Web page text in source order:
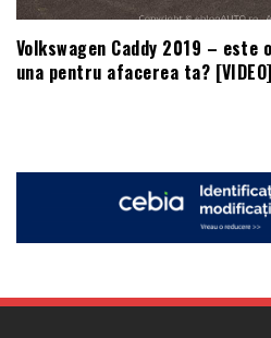
Volkswagen Caddy 2019 – este
una pentru afacerea ta? [VIDEO]